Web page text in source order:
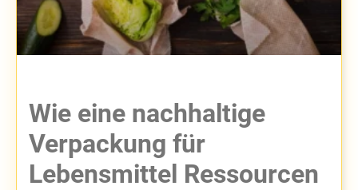
Wie eine nachhaltige
Verpackung für
Lebensmittel Ressourcen